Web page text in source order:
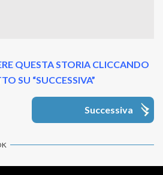
QUESTA STORIA CLICCANDO
SU “SUCCESSIVA”
Successiva